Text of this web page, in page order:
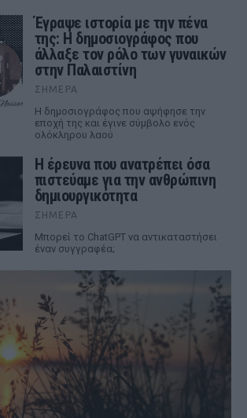
Έγραψε ιστορία με την πένα
της: Η δημοσιογράφος που
άλλαξε τον ρόλο των γυναικών
στην Παλαιστίνη
ΣΉΜΕΡΑ
Η δημοσιογράφος που αψήφησε την
εποχή της και έγινε σύμβολο ενός
ολόκληρου λαού
Η έρευνα που ανατρέπει όσα
πιστεύαμε για την ανθρώπινη
δημιουργικότητα
ΣΉΜΕΡΑ
Mπορεί το ChatGPT να αντικαταστήσει
έναν συγγραφέα;